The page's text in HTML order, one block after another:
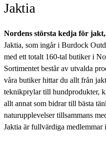
Jaktia
Nordens största kedja för
Jaktia, som ingår i Burdock
med ett totalt 160-tal butiker i
Sortimentet består av utvalda
våra butiker hittar du allt från
teknikprylar till hundprodukter,
allt annat som bidrar till bästa
naturupplevelser tillsammans
Jaktia är fullvärdiga medlemmar